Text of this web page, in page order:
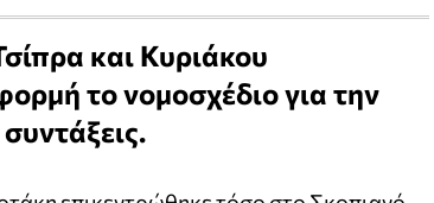
και Κυριάκου
το νομοσχέδιο για την